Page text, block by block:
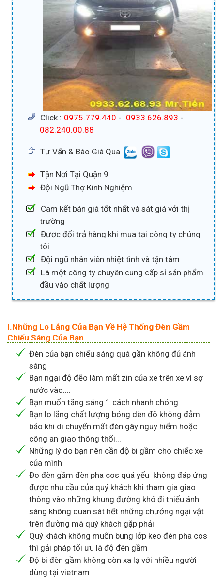
Click : 0975.779.440 - 0933.626.893 -
082.240.00.88
Tư Vấn & Báo Giá Qua
Tận Nơi Tại Quận 9
Đội Ngũ Thợ Kinh Nghiệm
Cam kết bán giá tốt nhất và sát giá với thị
trường
Được đổi trả hàng khi mua tại công ty chúng
tôi
Đội ngũ nhân viên nhiệt tình và tận tâm
Là một công ty chuyên cung cấp sỉ sản phẩm
đầu vào chất lượng
I.Những Lo Lắng Của Bạn Về Hệ Thống Đèn Gầm
Chiếu Sáng Của Bạn
Đèn của bạn chiếu sáng quá gần không đủ ánh
sáng
Bạn ngại độ đẽo làm mất zin của xe trên xe vì sợ
nước vào....
Bạn muốn tăng sáng 1 cách nhanh chóng
Bạn lo lắng chất lượng bóng dèn độ không đảm
bảo khi di chuyển mất đèn gây nguy hiểm hoặc
công an giao thông thổi...
Những lý do bạn nên cần độ bi gầm cho chiếc xe
của mình
Đo đèn gầm đèn pha cos quá yếu không đáp ứng
được nhu cầu của quý khách khi tham gia giao
thông vào những khung đường khó đi thiếu ánh
sáng không quan sát hết những chướng ngại vật
trên đường mà quý khách gặp phải.
Quý khách không muốn bung lớp keo đèn pha cos
thì gải pháp tối ưu là độ đèn gầm
Độ bi đèn gầm không còn xa lạ với nhiều người
dùng tại vietnam